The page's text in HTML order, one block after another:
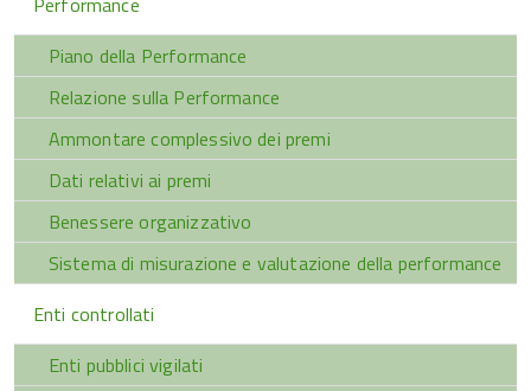
Piano della Performance
Relazione sulla Performance
Ammontare complessivo dei premi
Dati relativi ai premi
Benessere organizzativo
Sistema di misurazione e valutazione della performance
Enti controllati
Enti pubblici vigilati